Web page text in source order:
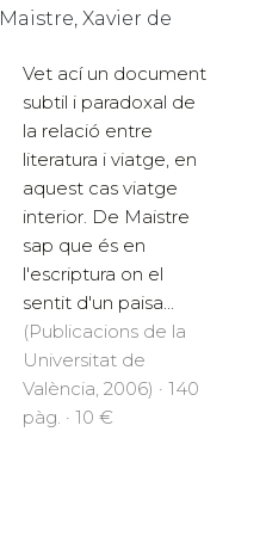
Maistre, Xavier de
Vet ací un document
subtil i paradoxal de
la relació entre
literatura i viatge, en
aquest cas viatge
interior. De Maistre
sap que és en
l'escriptura on el
sentit d'un paisa...
(Publicacions de la
Universitat de
València, 2006) · 140
pàg. · 10 €